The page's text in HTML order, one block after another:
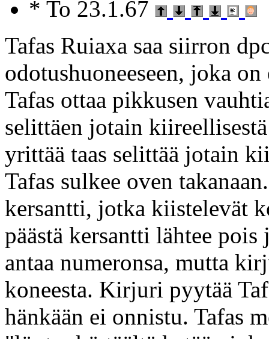
* To 23.1.67
Tafas Ruiaxa saa siirron
odotushuoneeseen, joka
Tafas ottaa pikkusen
selittäen jotain
yrittää taas selittää jotain
Tafas sulkee oven
kersantti, jotka kiistelevät
päästä kersantti lähtee pois
antaa numeronsa, mutta
koneesta. Kirjuri pyytää
hänkään ei onnistu. Tafas